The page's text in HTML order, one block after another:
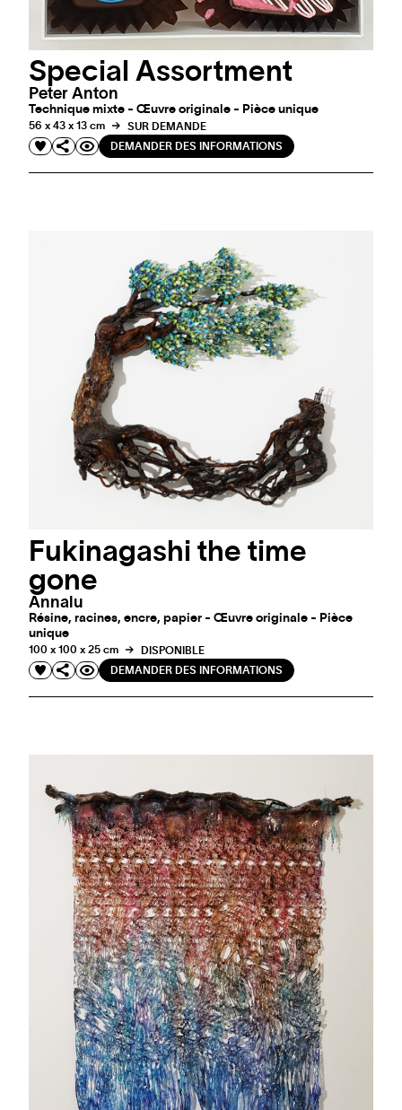
Special Assortment
Peter Anton
Technique mixte - Œuvre originale - Pièce unique
56 x 43 x 13 cm
SUR DEMANDE
DEMANDER DES INFORMATIONS
Fukinagashi the time
gone
Annalu
Résine, racines, encre, papier - Œuvre originale - Pièce
unique
100 x 100 x 25 cm
DISPONIBLE
DEMANDER DES INFORMATIONS